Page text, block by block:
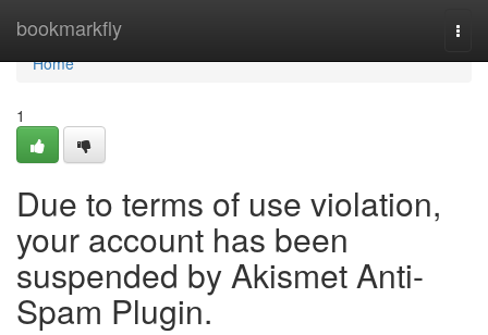
bookmarkfly
Home
Home
1
Due to terms of use violation,
your account has been
suspended by Akismet Anti-
Spam Plugin.